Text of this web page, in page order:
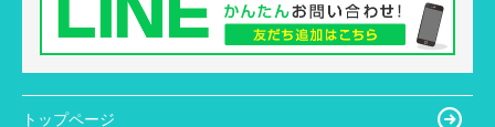
トップページ